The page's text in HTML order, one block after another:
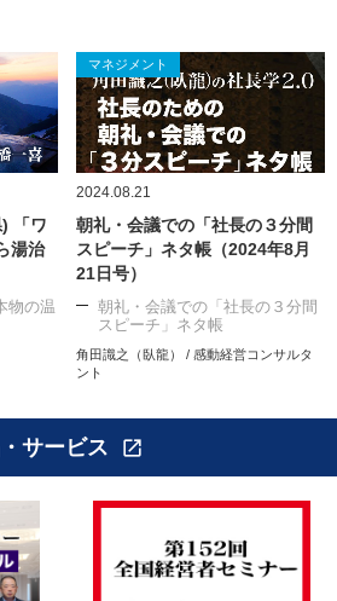
「ワ
湯治
物の温
マネジメント
2024.08.21
朝礼・会議での「社長の３分間
スピーチ」ネタ帳（2024年8月
21日号）
朝礼・会議での「社長の３分間
スピーチ」ネタ帳
角田識之（臥龍） / 感動経営コンサルタ
ント
サービス open_in_new